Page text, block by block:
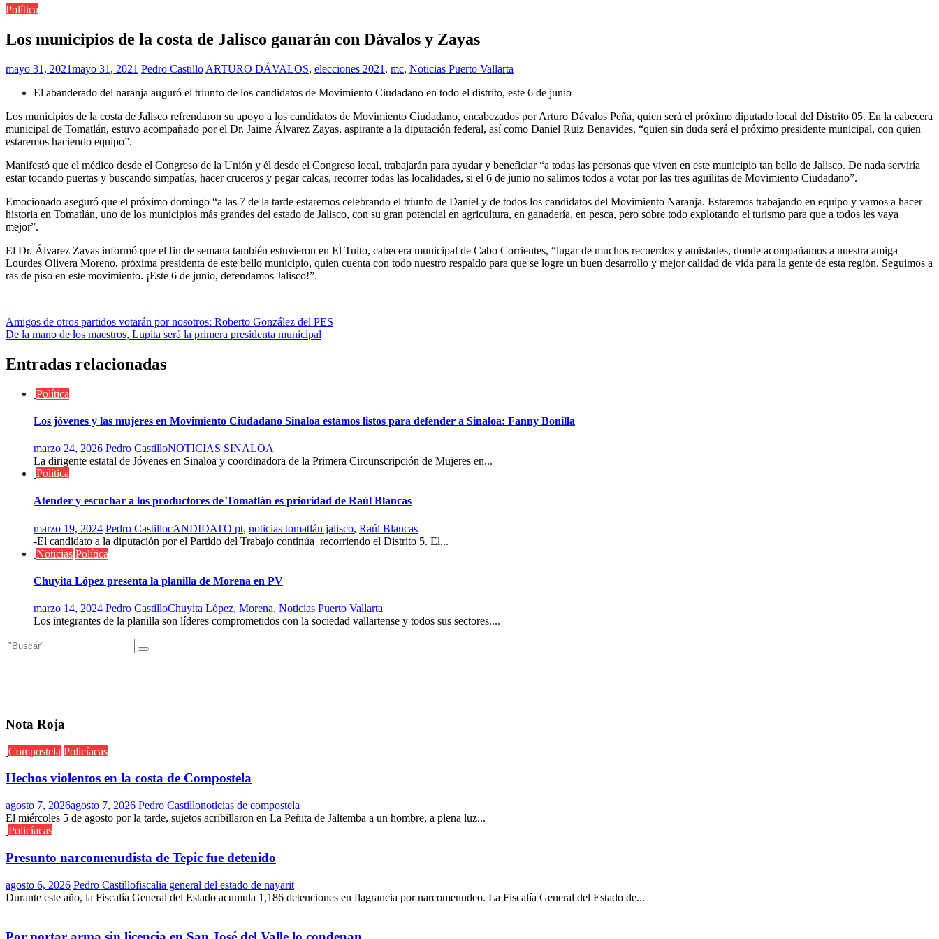
Política
Los municipios de la costa de Jalisco ganarán con Dávalos y Zayas
mayo 31, 2021mayo 31, 2021 Pedro Castillo ARTURO DÁVALOS, elecciones 2021 , mc, Noticias Puerto Vallarta
El abanderado del naranja auguró el triunfo de los candidatos de Movimiento Ciudadano en todo el distrito, este 6 de junio
Los municipios de la costa de Jalisco refrendaron su apoyo a los candidatos de Movimiento Ciudadano, encabezados por Arturo Dávalos Peña, quien será el próximo diputado local del Distrito 05. En la cabecera
municipal de Tomatlán, estuvo acompañado por el Dr. Jaime Álvarez Zayas, aspirante a la diputación federal, así como Daniel Ruiz Benavides, “quien sin duda será el próximo presidente municipal, con quien
estaremos haciendo equipo”.
Manifestó que el médico desde el Congreso de la Unión y él desde el Congreso local, trabajarán para ayudar y beneficiar “a todas las personas que viven en este municipio tan bello de Jalisco. De nada serviría
estar tocando puertas y buscando simpatías, hacer cruceros y pegar calcas, recorrer todas las localidades, si el 6 de junio no salimos todos a votar por las tres aguilitas de Movimiento Ciudadano”.
Emocionado aseguró que el próximo domingo “a las 7 de la tarde estaremos celebrando el triunfo de Daniel y de todos los candidatos del Movimiento Naranja. Estaremos trabajando en equipo y vamos a hacer
historia en Tomatlán, uno de los municipios más grandes del estado de Jalisco, con su gran potencial en agricultura, en ganadería, en pesca, pero sobre todo explotando el turismo para que a todos les vaya
mejor”.
El Dr. Álvarez Zayas informó que el fin de semana también estuvieron en El Tuito, cabecera municipal de Cabo Corrientes, “lugar de muchos recuerdos y amistades, donde acompañamos a nuestra amiga
Lourdes Olivera Moreno, próxima presidenta de este bello municipio, quien cuenta con todo nuestro respaldo para que se logre un buen desarrollo y mejor calidad de vida para la gente de esta región. Seguimos a
ras de piso en este movimiento. ¡Este 6 de junio, defendamos Jalisco!”.
Navegación
de
entradas
Amigos de otros partidos votarán por nosotros: Roberto González del PES
De la mano de los maestros, Lupita será la primera presidenta municipal
Entradas relacionadas
Política
Los jóvenes y las mujeres en Movimiento Ciudadano Sinaloa estamos listos para defender a Sinaloa: Fanny Bonilla
marzo 24, 2026 Pedro CastilloNOTICIAS SINALOA
La dirigente estatal de Jóvenes en Sinaloa y coordinadora de la Primera Circunscripción de Mujeres en...
Política
Atender y escuchar a los productores de Tomatlán es prioridad de Raúl Blancas
marzo 19, 2024 Pedro CastillocANDIDATO pt, noticias tomatlán jalisco, Raúl Blancas
-El candidato a la diputación por el Partido del Trabajo continúa recorriendo el Distrito 5. El...
Noticias Política
Chuyita López presenta la planilla de Morena en PV
marzo 14, 2024 Pedro CastilloChuyita López, Morena, Noticias Puerto Vallarta
Los integrantes de la planilla son líderes comprometidos con la sociedad vallartense y todos sus sectores....
Nota Roja
Compostela Policíacas
Hechos violentos en la costa de Compostela
agosto 7, 2026agosto 7, 2026 Pedro Castillonoticias de compostela
El miércoles 5 de agosto por la tarde, sujetos acribillaron en La Peñita de Jaltemba a un hombre, a plena luz...
Policíacas
Presunto narcomenudista de Tepic fue detenido
agosto 6, 2026 Pedro Castillofiscalia general del estado de nayarit
Durante este año, la Fiscalía General del Estado acumula 1,186 detenciones en flagrancia por narcomenudeo. La Fiscalía General del Estado de...